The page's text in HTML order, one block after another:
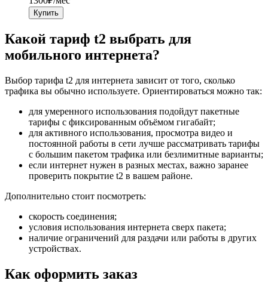
Купить
Какой тариф t2 выбрать для
мобильного интернета?
Выбор тарифа t2 для интернета зависит от того, сколько
трафика вы обычно используете. Ориентироваться можно так:
для умеренного использования подойдут пакетные
тарифы с фиксированным объёмом гигабайт;
для активного использования, просмотра видео и
постоянной работы в сети лучше рассматривать тарифы
с большим пакетом трафика или безлимитные варианты;
если интернет нужен в разных местах, важно заранее
проверить покрытие t2 в вашем районе.
Дополнительно стоит посмотреть:
скорость соединения;
условия использования интернета сверх пакета;
наличие ограничений для раздачи или работы в других
устройствах.
Как оформить заказ